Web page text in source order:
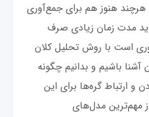
هرچند هنوز هم برای جمع‌آوری
مدت زمان زیادی صرف
است با روش تحلیل کلان
باشیم و بدانیم چگونه
و ارتباط گره‌ها برای این
مهم‌ترین مدل‌های